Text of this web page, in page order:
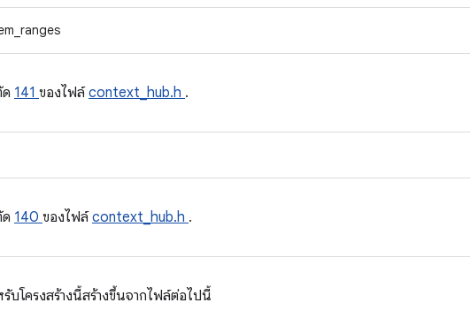
141 ของไฟล์context_hub.h .
140 ของไฟล์context_hub.h .
บโครงสร้างนี้สร้างขึ้นจากไฟล์ต่อไปนี้